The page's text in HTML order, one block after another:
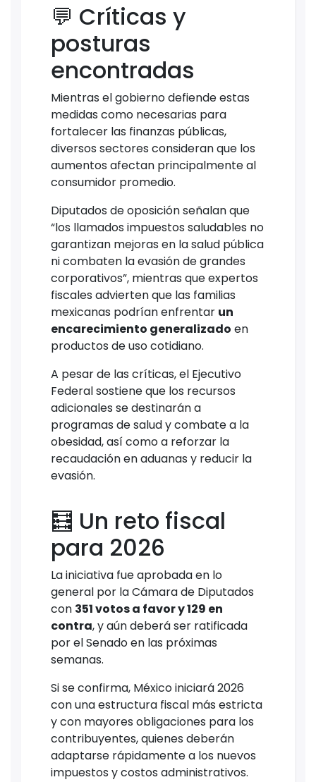
💬 Críticas y
posturas
encontradas
Mientras el gobierno defiende estas
medidas como necesarias para
fortalecer las finanzas públicas,
diversos sectores consideran que los
aumentos afectan principalmente al
consumidor promedio.
Diputados de oposición señalan que
“los llamados impuestos saludables no
garantizan mejoras en la salud pública
ni combaten la evasión de grandes
corporativos”, mientras que expertos
fiscales advierten que las familias
mexicanas podrían enfrentar un
encarecimiento generalizado en
productos de uso cotidiano.
A pesar de las críticas, el Ejecutivo
Federal sostiene que los recursos
adicionales se destinarán a
programas de salud y combate a la
obesidad, así como a reforzar la
recaudación en aduanas y reducir la
evasión.
🧮 Un reto fiscal
para 2026
La iniciativa fue aprobada en lo
general por la Cámara de Diputados
con 351 votos a favor y 129 en
contra, y aún deberá ser ratificada
por el Senado en las próximas
semanas.
Si se confirma, México iniciará 2026
con una estructura fiscal más estricta
y con mayores obligaciones para los
contribuyentes, quienes deberán
adaptarse rápidamente a los nuevos
impuestos y costos administrativos.